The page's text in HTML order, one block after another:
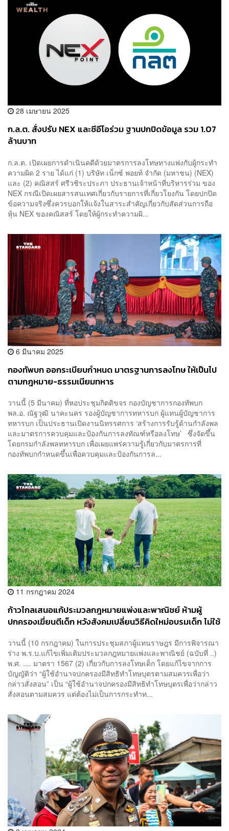
28 เมษายน 2025
ก.ล.ต. สั่งปรับ NEX และซีอีโอร่วม ฐานปกปิดข้อมูล รวม 1.07
ล้านบาท
ก.ล.ต. เปิดเผยการดำเนินคดีด้วยมาตรการลงโทษทางแพ่งกับผู้กระทำ
ความผิด 2 ราย ได้แก่ (1) บริษัท เน็กซ์ พอยท์ จำกัด (มหาชน) (NEX)
และ (2) คณิสสร์ ศรีวชิระประภา ประธานเจ้าหน้าที่บริหารร่วม ของ
NEX กรณีเปิดเผยสารสนเทศเกี่ยวกับรายการที่เกี่ยวโยงกัน โดยปกปิด
ข้อความจริงซึ่งควรบอกให้แจ้งในสาระสำคัญเกี่ยวกับสัดส่วนการถือ
หุ้น NEX ของคณิสสร์ โดยให้ผู้กระทำความผิ...
6 มีนาคม 2025
กองทัพบก ออกระเบียบกำหนด มาตรฐานการลงโทษ ให้เป็นไป
ตามกฎหมาย-ธรรมเนียมทหาร
วานนี้ (5 มีนาคม) ที่หอประชุมกิตติขจร กองบัญชาการกองทัพบก
พล.อ. ณัฐวุฒิ นาคะนคร รองผู้บัญชาการทหารบก ผู้แทนผู้บัญชาการ
ทหารบก เป็นประธานเปิดงานนิทรรศการ ‘สร้างการรับรู้ด้านกำลังพล
และมาตรการควบคุมและป้องกันการลงทัณฑ์หรือลงโทษ’ ซึ่งจัดขึ้น
โดยกรมกำลังพลทหารบก เพื่อเผยแพร่ความรู้เกี่ยวกับมาตรการที่
กองทัพบกกำหนดขึ้นเพื่อควบคุมและป้องกันการล...
11 กรกฎาคม 2024
ก้าวไกลเสนอแก้ประมวลกฎหมายแพ่งและพาณิชย์ ห้ามผู้
ปกครองเฆี่ยนตีเด็ก หวังสังคมเปลี่ยนวิธีคิดใหม่อบรมเด็ก ไม่ใช้
วานนี้ (10 กรกฎาคม) ในการประชุมสภาผู้แทนราษฎร มีการพิจารณา
ร่าง พ.ร.บ.แก้ไขเพิ่มเติมประมวลกฎหมายแพ่งและพาณิชย์ (ฉบับที่ ..)
พ.ศ. .... มาตรา 1567 (2) เกี่ยวกับการลงโทษเด็ก โดยแก้ไขจากการ
บัญญัติว่า “ผู้ใช้อำนาจปกครองมีสิทธิทำโทษบุตรตามสมควรเพื่อว่า
กล่าวสั่งสอน” เป็น “ผู้ใช้อำนาจปกครองมีสิทธิทำโทษบุตรเพื่อว่ากล่าว
สั่งสอนตามสมควร แต่ต้องไม่เป็นการกระทำท...